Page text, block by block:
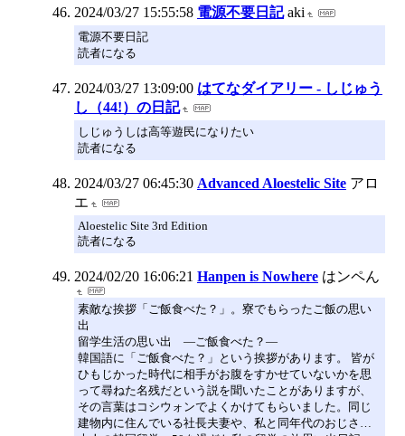
2024/03/27 15:55:58 電源不要日記 aki
電源不要日記
読者になる
2024/03/27 13:09:00 はてなダイアリー - しじゅう
し（44!）の日記
しじゅうしは高等遊民になりたい
読者になる
2024/03/27 06:45:30 Advanced Aloestelic Site アロ
エ
Aloestelic Site 3rd Edition
読者になる
2024/02/20 16:06:21 Hanpen is Nowhere はンペん
素敵な挨拶「ご飯食べた？」。寮でもらったご飯の思い
出
留学生活の思い出 ―ご飯食べた？―
韓国語に「ご飯食べた？」という挨拶があります。 皆が
ひもじかった時代に相手がお腹をすかせていないかを思
って尋ねた名残だという説を聞いたことがありますが、
その言葉はコシウォンでよくかけてもらいました。同じ
建物内に住んでいる社長夫妻や、私と同年代のおじさ…